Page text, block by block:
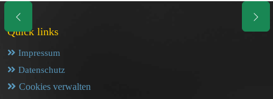
Quick links
Impressum
Datenschutz
Cookies verwalten